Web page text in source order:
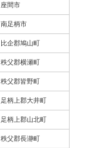
座間市
南足柄市
比企郡鳩山町
秩父郡横瀬町
秩父郡皆野町
足柄上郡大井町
足柄上郡山北町
秩父郡長瀞町